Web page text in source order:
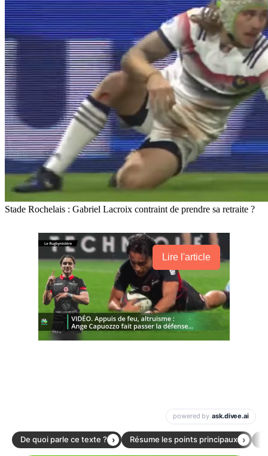
Stade Rochelais : Gabriel Lacroix contraint de prendre sa retraite ?
Lire l'article